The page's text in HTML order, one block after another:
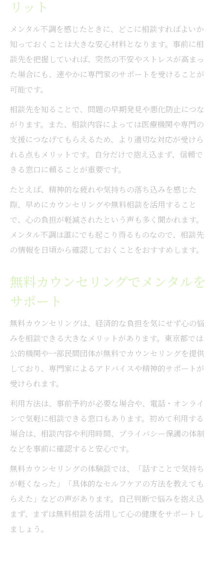
リット
メンタル不調を感じたときに、どこに相談すればよいか
知っておくことは大きな安心材料となります。事前に相
談先を把握していれば、突然の不安やストレスが高まっ
た場合にも、速やかに専門家のサポートを受けることが
可能です。
相談先を知ることで、問題の早期発見や悪化防止につな
がります。また、相談内容によっては医療機関や専門の
支援につなげてもらえるため、より適切な対応が受けら
れる点もメリットです。自分だけで抱え込まず、信頼で
きる窓口に頼ることが重要です。
たとえば、精神的な疲れや気持ちの落ち込みを感じた
際、早めにカウンセリングや無料相談を活用すること
で、心の負担が軽減されたという声も多く聞かれます。
メンタル不調は誰にでも起こり得るものなので、相談先
の情報を日頃から確認しておくことをおすすめします。
無料カウンセリングでメンタルを
サポート
無料カウンセリングは、経済的な負担を気にせず心の悩
みを相談できる大きなメリットがあります。東京都では
公的機関や一部民間団体が無料でカウンセリングを提供
しており、専門家によるアドバイスや精神的サポートが
受けられます。
利用方法は、事前予約が必要な場合や、電話・オンライ
ンで気軽に相談できる窓口もあります。初めて利用する
場合は、相談内容や利用時間、プライバシー保護の体制
などを事前に確認すると安心です。
無料カウンセリングの体験談では、「話すことで気持ち
が軽くなった」「具体的なセルフケアの方法を教えても
らえた」などの声があります。自己判断で悩みを抱え込
まず、まずは無料相談を活用して心の健康をサポートし
ましょう。